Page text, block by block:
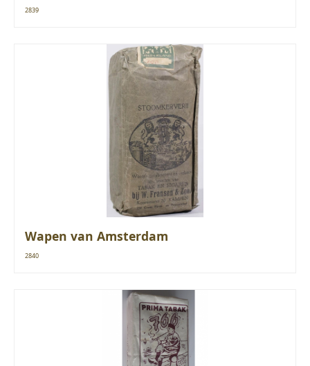
2839
Wapen van Amsterdam
2840